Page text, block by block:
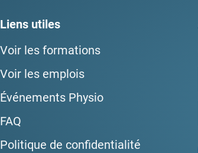
Liens utiles
Voir les formations
Voir les emplois
Événements Physio
FAQ
Politique de confidentialité